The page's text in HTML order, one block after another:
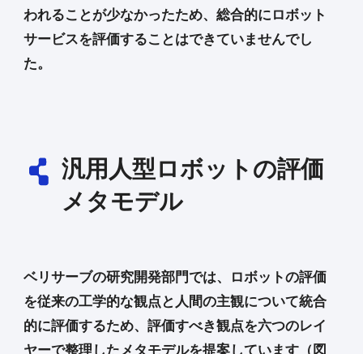
われることが少なかったため、総合的にロボット
サービスを評価することはできていませんでし
た。
汎用人型ロボットの評価
メタモデル
ベリサーブの研究開発部門では、ロボットの評価
を従来の工学的な観点と人間の主観について統合
的に評価するため、評価すべき観点を六つのレイ
ヤーで整理したメタモデルを提案しています（図